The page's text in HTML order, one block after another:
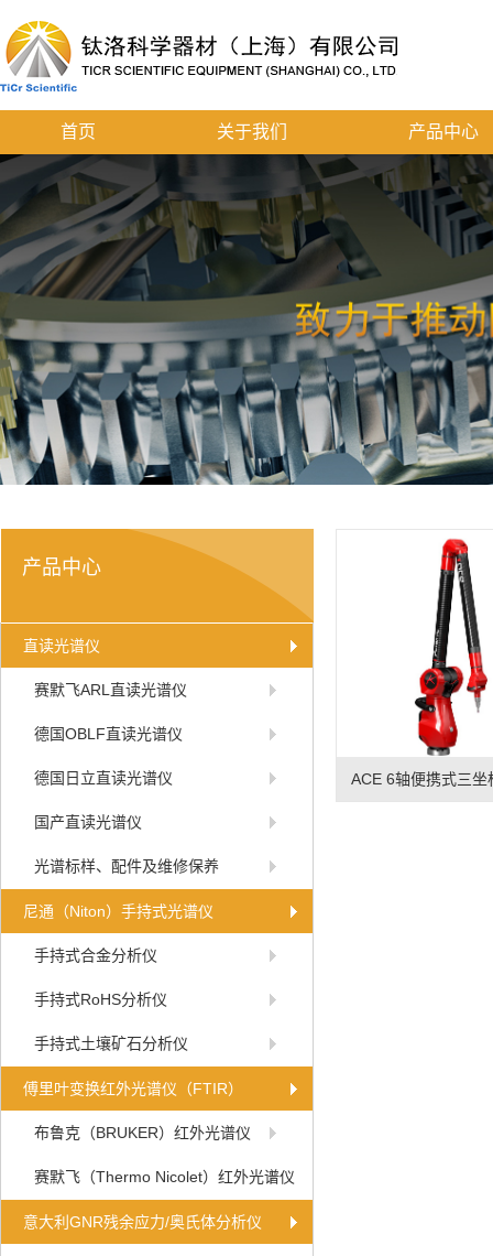
首页 关于我们 产品中心
产品中心
直读光谱仪
赛默飞ARL直读光谱仪
德国OBLF直读光谱仪
德国日立直读光谱仪
国产直读光谱仪
光谱标样、配件及维修保养
尼通（Niton）手持式光谱仪
手持式合金分析仪
手持式RoHS分析仪
手持式土壤矿石分析仪
傅里叶变换红外光谱仪（FTIR）
布鲁克（BRUKER）红外光谱仪
赛默飞（Thermo Nicolet）红外光谱仪
意大利GNR残余应力/奥氏体分析仪
ACE 6轴便携式三坐